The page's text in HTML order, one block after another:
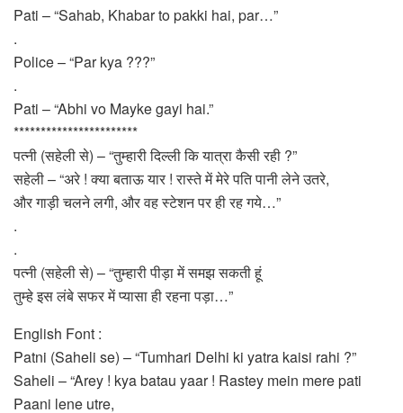
Pati – “Sahab, Khabar to pakki hai, par…”
.
Police – “Par kya ???”
.
Pati – “Abhi vo Mayke gayi hai.”
***********************
पत्नी (सहेली से) – “तुम्हारी दिल्ली कि यात्रा कैसी रही ?”
सहेली – “अरे ! क्या बताऊ यार ! रास्ते में मेरे पति पानी लेने उतरे,
और गाड़ी चलने लगी, और वह स्टेशन पर ही रह गये…”
.
.
पत्नी (सहेली से) – “तुम्हारी पीड़ा में समझ सकती हूं
तुम्हे इस लंबे सफर में प्यासा ही रहना पड़ा…”
English Font :
Patni (Saheli se) – “Tumhari Delhi ki yatra kaisi rahi ?”
Saheli – “Arey ! kya batau yaar ! Rastey mein mere pati
Paani lene utre,